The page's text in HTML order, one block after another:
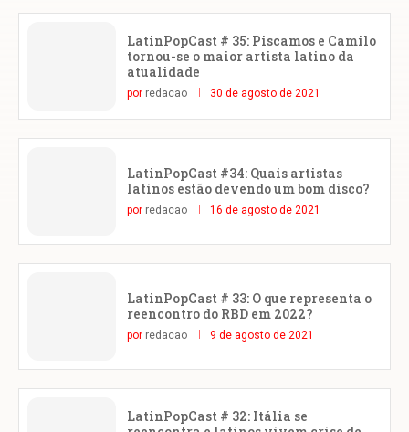
LatinPopCast # 35: Piscamos e Camilo
tornou-se o maior artista latino da
atualidade
por redacao 30 de agosto de 2021
LatinPopCast #34: Quais artistas
latinos estão devendo um bom disco?
por redacao 16 de agosto de 2021
LatinPopCast # 33: O que representa o
reencontro do RBD em 2022?
por redacao 9 de agosto de 2021
LatinPopCast # 32: Itália se